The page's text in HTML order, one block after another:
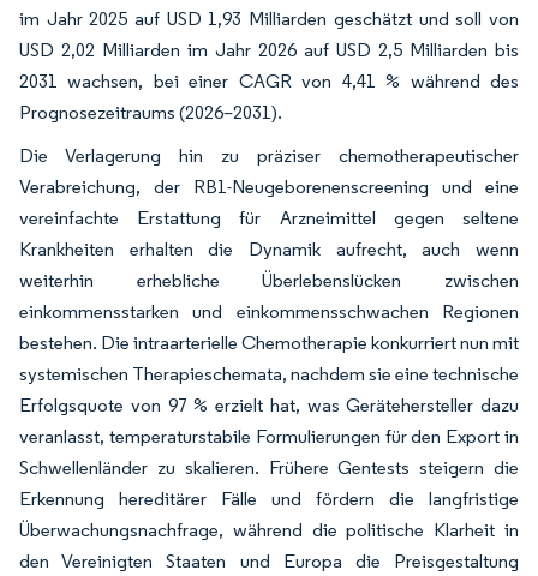
im Jahr 2025 auf USD 1,93 Milliarden geschätzt und soll von
USD 2,02 Milliarden im Jahr 2026 auf USD 2,5 Milliarden bis
2031 wachsen, bei einer CAGR von 4,41 % während des
Prognosezeitraums (2026–2031).
Die Verlagerung hin zu präziser chemotherapeutischer
Verabreichung, der RB1-Neugeborenenscreening und eine
vereinfachte Erstattung für Arzneimittel gegen seltene
Krankheiten erhalten die Dynamik aufrecht, auch wenn
weiterhin erhebliche Überlebenslücken zwischen
einkommensstarken und einkommensschwachen Regionen
bestehen. Die intraarterielle Chemotherapie konkurriert nun mit
systemischen Therapieschemata, nachdem sie eine technische
Erfolgsquote von 97 % erzielt hat, was Gerätehersteller dazu
veranlasst, temperaturstabile Formulierungen für den Export in
Schwellenländer zu skalieren. Frühere Gentests steigern die
Erkennung hereditärer Fälle und fördern die langfristige
Überwachungsnachfrage, während die politische Klarheit in
den Vereinigten Staaten und Europa die Preisgestaltung